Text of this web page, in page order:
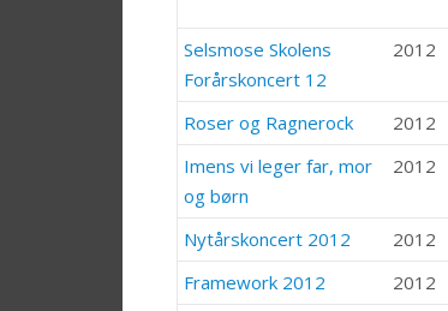
Selsmose Skolens
Forårskoncert 12
2012
Roser og Ragnerock 2012
Imens vi leger far, mor
og børn
2012
Nytårskoncert 2012 2012
Framework 2012
2012